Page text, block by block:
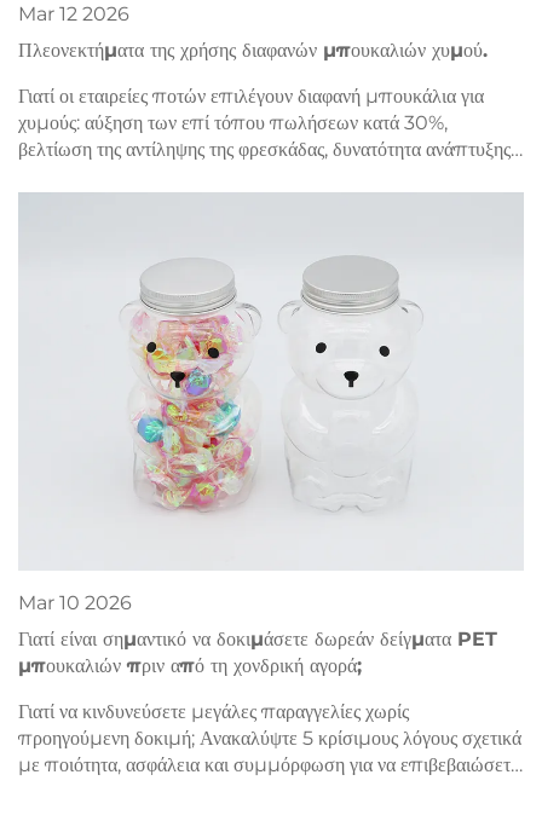
Mar 12 2026
Πλεονεκτήματα της χρήσης διαφανών μπουκαλιών χυμού.
Γιατί οι εταιρείες ποτών επιλέγουν διαφανή μπουκάλια για
χυμούς: αύξηση των επί τόπου πωλήσεων κατά 30%,
βελτίωση της αντίληψης της φρεσκάδας, δυνατότητα ανάπτυξης
Mar 10 2026
Γιατί είναι σημαντικό να δοκιμάσετε δωρεάν δείγματα PET
μπουκαλιών πριν από τη χονδρική αγορά;
Γιατί να κινδυνεύσετε μεγάλες παραγγελίες χωρίς
προηγούμενη δοκιμή; Ανακαλύψτε 5 κρίσιμους λόγους σχετικά
με ποιότητα, ασφάλεια και συμμόρφωση για να επιβεβαιώσετε